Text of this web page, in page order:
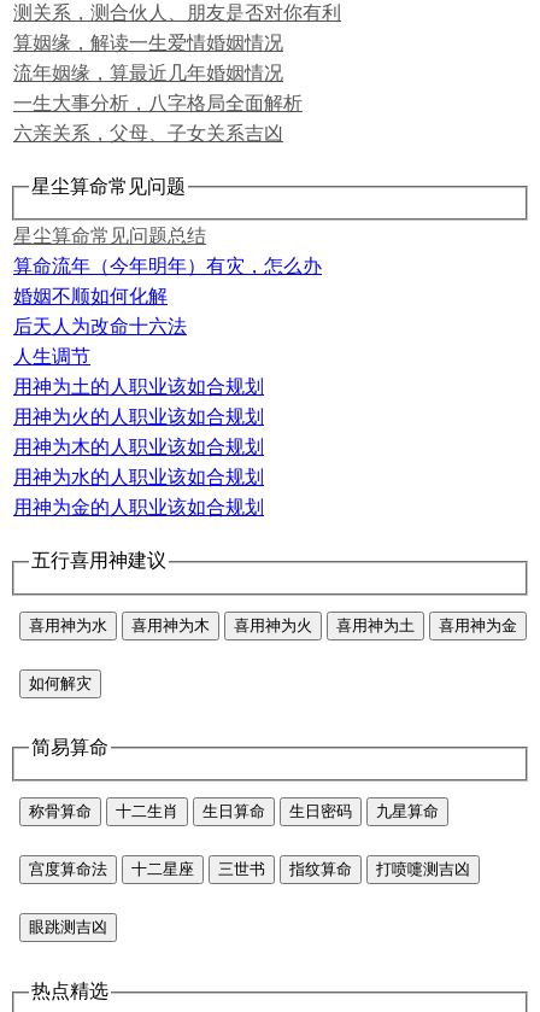
测关系，测合伙人、朋友是否对你有利
算姻缘，解读一生爱情婚姻情况
流年姻缘，算最近几年婚姻情况
一生大事分析，八字格局全面解析
六亲关系，父母、子女关系吉凶
星尘算命常见问题
星尘算命常见问题总结
算命流年（今年明年）有灾，怎么办
婚姻不顺如何化解
后天人为改命十六法
人生调节
用神为土的人职业该如合规划
用神为火的人职业该如合规划
用神为木的人职业该如合规划
用神为水的人职业该如合规划
用神为金的人职业该如合规划
五行喜用神建议
喜用神为水 喜用神为木 喜用神为火 喜用神为土 喜用神为金
如何解灾
简易算命
称骨算命 十二生肖 生日算命 生日密码 九星算命
宫度算命法 十二星座 三世书 指纹算命 打喷嚏测吉凶
眼跳测吉凶
热点精选